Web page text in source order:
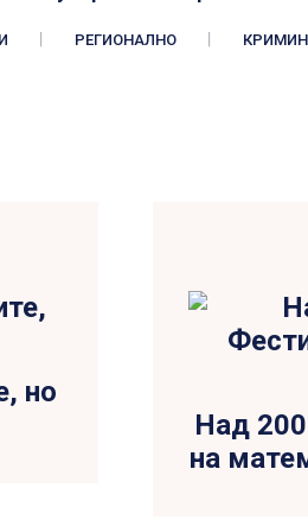
РЕГИОНАЛНО
но
Над
на